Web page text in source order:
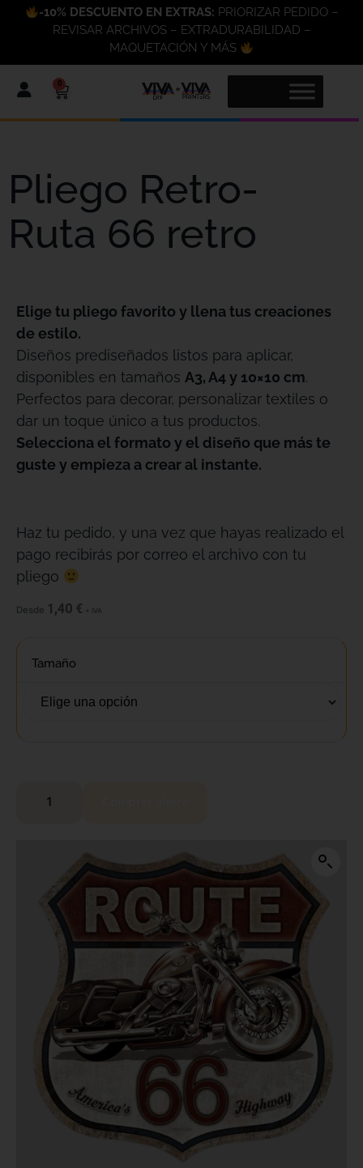
-10% DESCUENTO EN EXTRAS: PRIORIZAR PEDIDO –
REVISAR ARCHIVOS – EXTRADURABILIDAD –
MAQUETACIÓN Y MÁS
0
Pliego Retro-
Ruta 66 retro
Elige tu pliego favorito y llena tus creaciones
de estilo.
Diseños prediseñados listos para aplicar,
disponibles en tamaños A3, A4 y 10×10 cm.
Perfectos para decorar, personalizar textiles o
dar un toque único a tus productos.
Selecciona el formato y el diseño que más te
guste y empieza a crear al instante.
Haz tu pedido, y una vez que hayas realizado el
pago recibirás por correo el archivo con tu
pliego
Desde 1,40 € + IVA
Tamaño